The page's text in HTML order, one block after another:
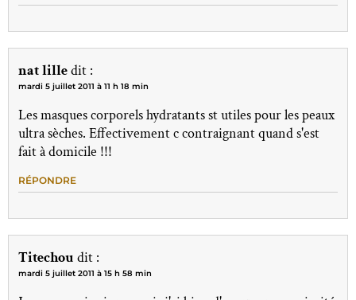
nat lilledit :
mardi 5 juillet 2011 à 11 h 18 min
Les masques corporels hydratants st utiles pour les peaux
ultra sèches. Effectivement c contraignant quand s'est
fait à domicile !!!
RÉPONDRE
Titechou dit :
mardi 5 juillet 2011 à 15 h 58 min